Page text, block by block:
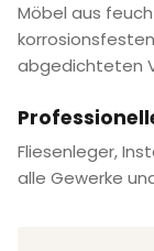
Möbel aus
abgedichteten
Fliesenleger,
alle Gewerke